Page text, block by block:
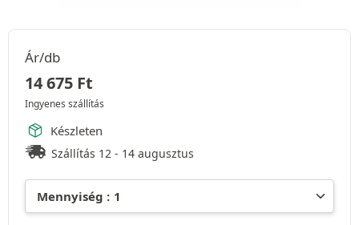
Ár/db
14 675 Ft
Ingyenes szállítás
Készleten
Szállítás 12 - 14 augusztus